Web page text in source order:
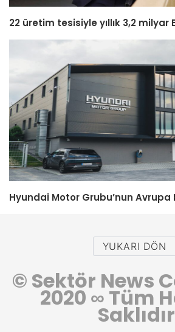
22 üretim tesisiyle yıllık 3,2 milyar
Hyundai Motor Grubu’nun Avrupa
YUKARI DÖN
© Sektör News
2020 ∞ Tüm
Saklıdır